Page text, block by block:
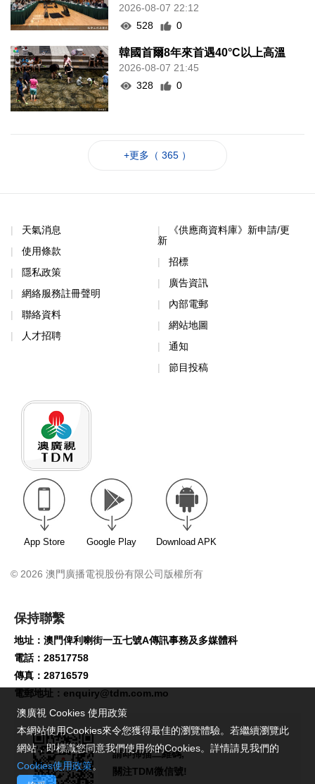
2026-08-07 22:12
528
0
韓國首爾8年來首遇40°C以上高溫
2026-08-07 21:45
328
0
+更多（ 365 ）
天氣消息
使用條款
隱私政策
網絡服務註冊聲明
聯絡資料
人才招聘
《供應商資料庫》新申請/更
新
招標
廣告資訊
內部電郵
網站地圖
通知
節目投稿
App Store Google Play Download APK
© 2026 澳門廣播電視股份有限公司版權所有
保持聯繫
地址：澳門俾利喇街一五七號A傳訊事務及多媒體科
電話：28517758
傳真：28716579
電郵地址： enquiry@tdm.com.mo
請即掃描二維碼,
關注TDM微信號!
澳廣視 Cookies 使用政策
本網站使用Cookies來令您獲得最佳的瀏覽體驗。若繼續瀏覽此
網站，即標識您同意我們使用你的Cookies。詳情請見我們的
Cookies使用政策。